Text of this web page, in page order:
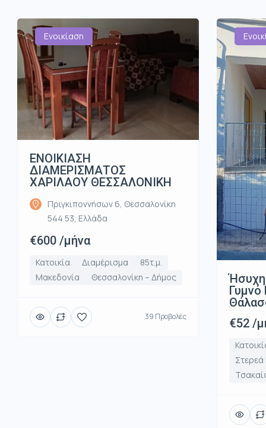
Ενοικίαση
ΕΝΟΙΚΙΑΣΗ
ΔΙΑΜΕΡΙΣΜΑΤΟΣ
ΧΑΡΙΛΑΟΥ ΘΕΣΣΑΛΟΝΙΚΗ
Πριγκιποννήσων 6, Θεσσαλονίκη
544 53, Ελλάδα
€600 /μήνα
Κατοικία Διαμέρισμα
85τ.μ.
Μακεδονία
Θεσσαλονίκη – Δήμος
39 Προβολές
Γυμνό
€52 /